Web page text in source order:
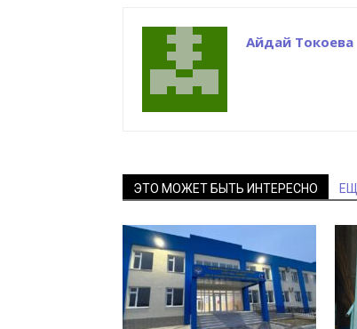
Айдай Токоева
ЭТО МОЖЕТ БЫТЬ ИНТЕРЕСНО